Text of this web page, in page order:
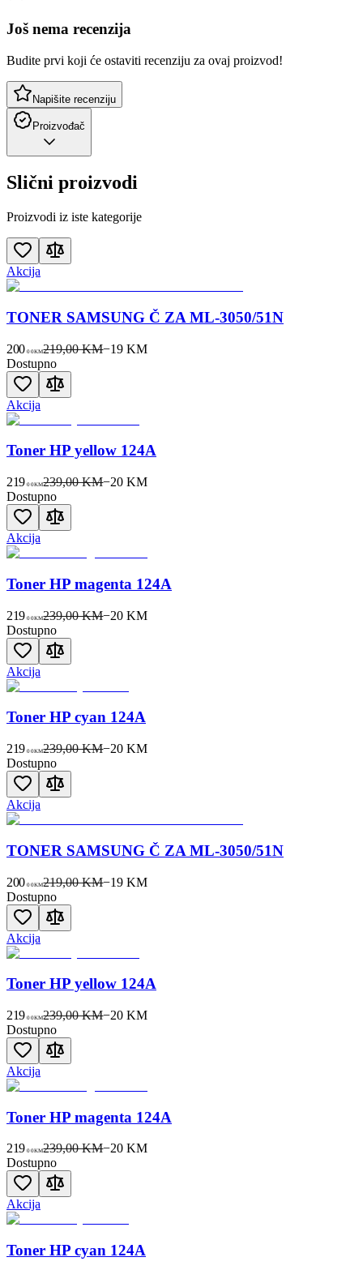
Još nema recenzija
Budite prvi koji će ostaviti recenziju za ovaj proizvod!
Napišite recenziju
Proizvođač
Slični proizvodi
Proizvodi iz iste kategorije
Akcija
TONER SAMSUNG Č ZA ML-3050/51N
200 00KM219,00 KM−19 KM
Dostupno
Akcija
Toner HP yellow 124A
219 00KM239,00 KM−20 KM
Dostupno
Akcija
Toner HP magenta 124A
219 00KM239,00 KM−20 KM
Dostupno
Akcija
Toner HP cyan 124A
219 00KM239,00 KM−20 KM
Dostupno
Akcija
TONER SAMSUNG Č ZA ML-3050/51N
200 00KM219,00 KM−19 KM
Dostupno
Akcija
Toner HP yellow 124A
219 00KM239,00 KM−20 KM
Dostupno
Akcija
Toner HP magenta 124A
219 00KM239,00 KM−20 KM
Dostupno
Akcija
Toner HP cyan 124A